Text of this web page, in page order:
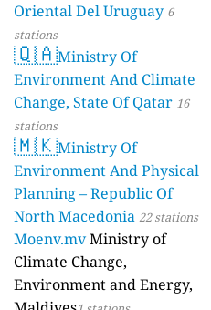
Oriental Del Uruguay 6
stations
🇶🇦Ministry Of
Environment And Climate
Change, State Of Qatar 16
stations
🇲🇰Ministry Of
Environment And Physical
Planning – Republic Of
North Macedonia 22 stations
Moenv.mvMinistry of
Climate Change,
Environment and Energy,